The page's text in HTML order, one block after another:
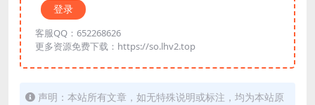
登录
客服QQ：652268626
更多资源免费下载：https://so.lhv2.top
声明：本站所有文章，如无特殊说明或标注，均为本站原